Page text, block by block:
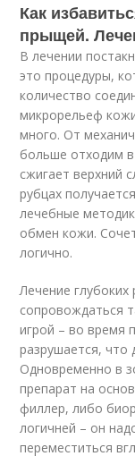
Как
прыщей.
В лечении
это процедуры,
количество
микрорельеф
много. От
больше отходим в
сжигает верхний
рубцах
лечебные
обмен кожи.
логично.
Лечение
сопровождаться
игрой – во время
разрушается, что
Одновременно в
препарат на
филлер, либо
логичней – он
переместиться